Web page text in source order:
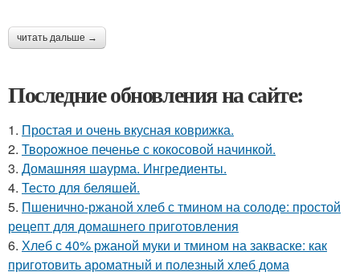
читать дальше →
Последние обновления на сайте:
1. Простая и очень вкусная коврижка.
2. Твopoжное печенье с кокосовой начинкой.
3. Домашняя шаурма. Ингредиенты.
4. Тесто для беляшей.
5. Пшенично-ржаной хлеб с тмином на солоде: простой
рецепт для домашнего приготовления
6. Хлеб с 40% ржаной муки и тмином на закваске: как
приготовить ароматный и полезный хлеб дома